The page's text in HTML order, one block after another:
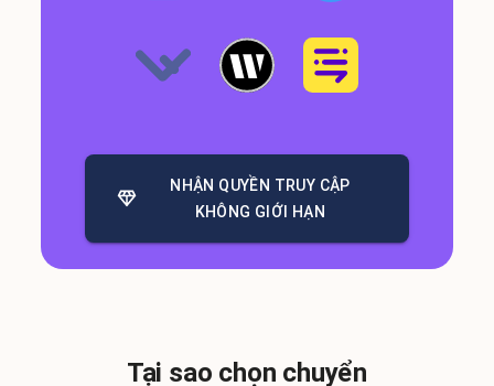
NHẬN QUYỀN TRUY CẬP
KHÔNG GIỚI HẠN
Tại sao chọn chuyển